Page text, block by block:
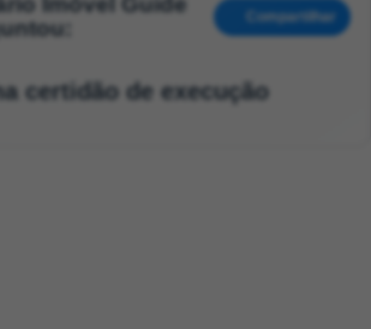
Compartilhar
certidão de execução